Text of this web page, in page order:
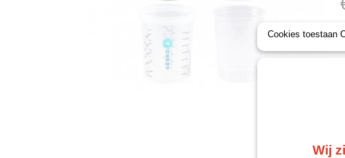
Cookies toestaan
Wij